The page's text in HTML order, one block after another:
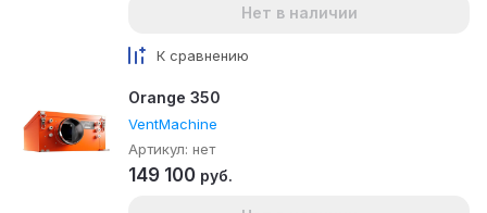
Нет в наличии
К сравнению
Orange 350
VentMachine
Артикул: нет
149 100 руб.